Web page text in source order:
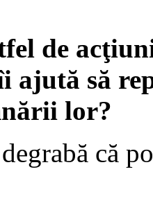
de
să
lor?
că